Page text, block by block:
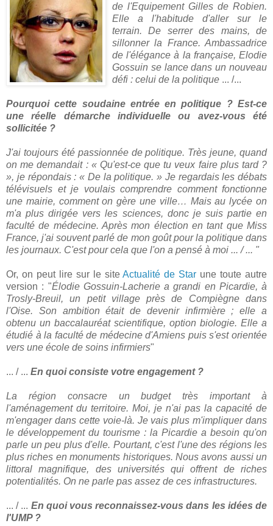
de l'Equipement Gilles de Robien.
Elle a l'habitude d'aller sur le
terrain. De serrer des mains, de
sillonner la France. Ambassadrice
de l'élégance à la française, Elodie
Gossuin se lance dans un nouveau
défi : celui de la politique ... /...
Pourquoi cette soudaine entrée en politique ? Est-ce
une réelle démarche individuelle ou avez-vous été
sollicitée ?
J'ai toujours été passionnée de politique. Très jeune, quand
on me demandait : « Qu'est-ce que tu veux faire plus tard ?
», je répondais : « De la politique. » Je regardais les débats
télévisuels et je voulais comprendre comment fonctionne
une mairie, comment on gère une ville… Mais au lycée on
m'a plus dirigée vers les sciences, donc je suis partie en
faculté de médecine. Après mon élection en tant que Miss
France, j'ai souvent parlé de mon goût pour la politique dans
les journaux. C'est pour cela que l'on a pensé à moi ... / ... "
Or, on peut lire sur le siteActualité de Star une toute autre
version : "Élodie Gossuin-Lacherie a grandi en Picardie, à
Trosly-Breuil, un petit village près de Compiègne dans
l'Oise. Son ambition était de devenir infirmière ; elle a
obtenu un baccalauréat scientifique, option biologie. Elle a
étudié à la faculté de médecine d'Amiens puis s'est orientée
vers une école de soins infirmiers"
... / ... En quoi consiste votre engagement ?
La région consacre un budget très important à
l'aménagement du territoire. Moi, je n'ai pas la capacité de
m'engager dans cette voie-là. Je vais plus m'impliquer dans
le développement du tourisme : la Picardie a besoin qu'on
parle un peu plus d'elle. Pourtant, c'est l'une des régions les
plus riches en monuments historiques. Nous avons aussi un
littoral magnifique, des universités qui offrent de riches
potentialités. On ne parle pas assez de ces infrastructures.
... / ... En quoi vous reconnaissez-vous dans les idées de
l'UMP ?